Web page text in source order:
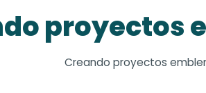
proyectos
Creando proyectos